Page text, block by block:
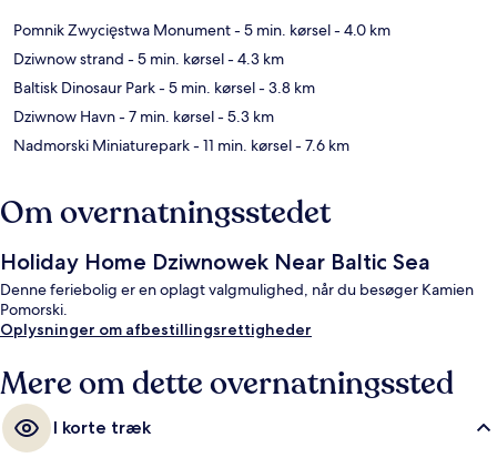
Pomnik Zwycięstwa Monument- 5 min. kørsel- 4.0 km
Dziwnow strand - 5 min. kørsel- 4.3 km
Baltisk Dinosaur Park- 5 min. kørsel- 3.8 km
Dziwnow Havn- 7 min. kørsel- 5.3 km
Nadmorski Miniaturepark- 11 min. kørsel- 7.6 km
Om overnatningsstedet
Holiday Home Dziwnowek Near Baltic Sea
Denne feriebolig er en oplagt valgmulighed, når du besøger Kamien
Pomorski.
Oplysninger om afbestillingsrettigheder
Mere om dette overnatningssted
I korte træk